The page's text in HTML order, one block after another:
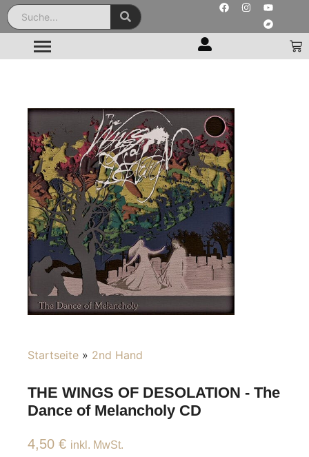
Startseite » 2nd Hand
THE WINGS OF DESOLATION - The
Dance of Melancholy CD
4,50 € inkl. MwSt.